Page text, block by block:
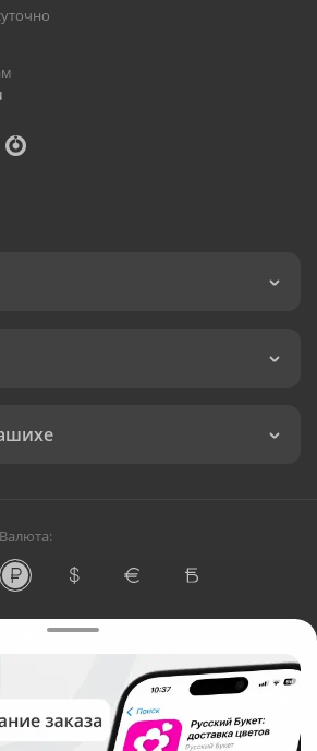
Валюта:
доставки цветов в Балашихе
ответственностью «Технология»
ИНН: 5410081997
г. Новосибирск, ул. Ипподромская,